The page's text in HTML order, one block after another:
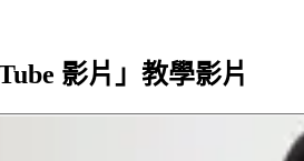
影片」教學影片